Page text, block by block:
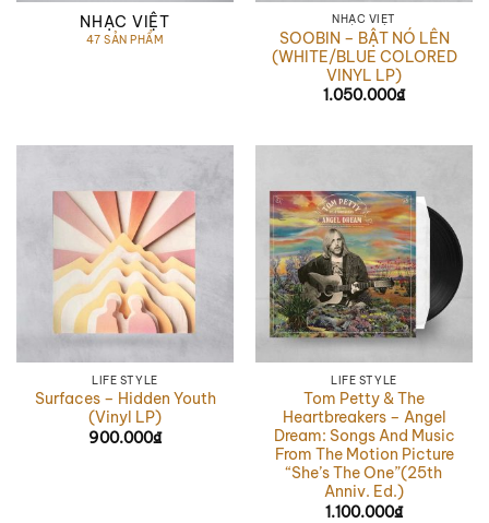
NHẠC VIỆT
47 SẢN PHẨM
NHẠC VIỆT
SOOBIN – BẬT NÓ LÊN
(WHITE/BLUE COLORED
VINYL LP)
1.050.000₫
LIFE STYLE
Surfaces – Hidden Youth
(Vinyl LP)
900.000₫
LIFE STYLE
Tom Petty & The
Heartbreakers – Angel
Dream: Songs And Music
From The Motion Picture
“She’s The One”(25th
Anniv. Ed.)
1.100.000₫